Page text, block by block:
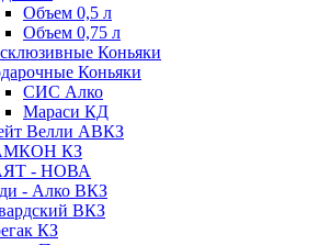
Объем 0,5 л
Объем 0,75 л
Коньяки
Коньяки
СИС Алко
Мараси КД
Велли АВКЗ
КЗ
- НОВА
- Алко ВКЗ
ВКЗ
КЗ